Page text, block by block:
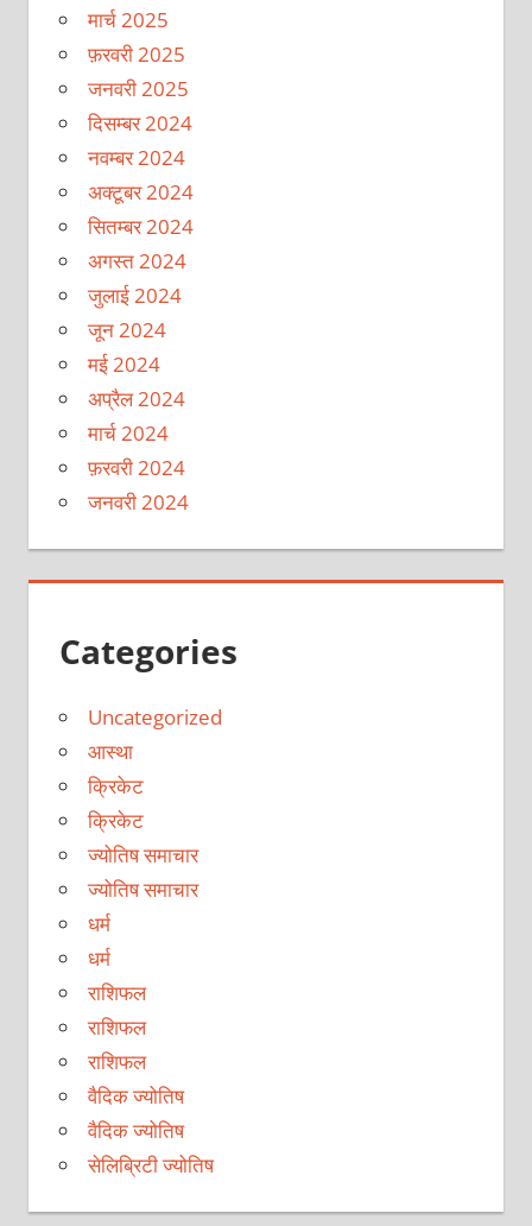
मार्च 2025
फ़रवरी 2025
जनवरी 2025
दिसम्बर 2024
नवम्बर 2024
अक्टूबर 2024
सितम्बर 2024
अगस्त 2024
जुलाई 2024
जून 2024
मई 2024
अप्रैल 2024
मार्च 2024
फ़रवरी 2024
जनवरी 2024
Categories
Uncategorized
आस्था
क्रिकेट
क्रिकेट
ज्योतिष समाचार
ज्योतिष समाचार
धर्म
धर्म
राशिफल
राशिफल
राशिफल
वैदिक ज्योतिष
वैदिक ज्योतिष
सेलिब्रिटी ज्योतिष